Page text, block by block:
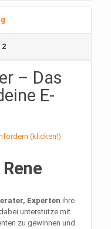
2
– Das
E-
(klicken!)
Experten ihre
unterstütze mit
zu gewinnen und